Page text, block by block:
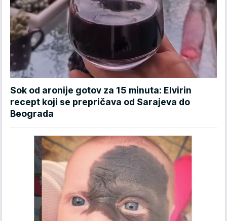
Sok od aronije gotov za 15 minuta: Elvirin
recept koji se prepričava od Sarajeva do
Beograda